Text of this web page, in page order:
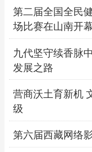
第二届全国全民
场比赛在山南开
九代坚守续香脉
发展之路
营商沃土育新机
级
第六届西藏网络